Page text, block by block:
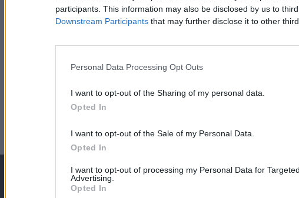
participants. This information may also be disclosed by us to
Downstream Participants that may further disclose it to other
Personal Data Processing Opt Outs
I want to opt-out of the Sharing of my personal data.
Opted In
I want to opt-out of the Sale of my Personal Data.
Opted In
I want to opt-out of processing my Personal Data for Targeted
Advertising.
Opted In
BEJELENTKEZÉS